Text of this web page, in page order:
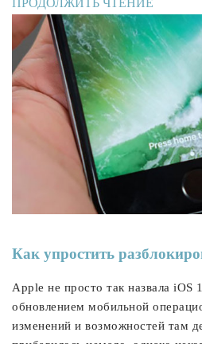
ПРОДОЛЖИТЬ ЧТЕНИЕ
Как упростить
Apple не просто так назвала
обновлением мобильной
изменений и возможностей там